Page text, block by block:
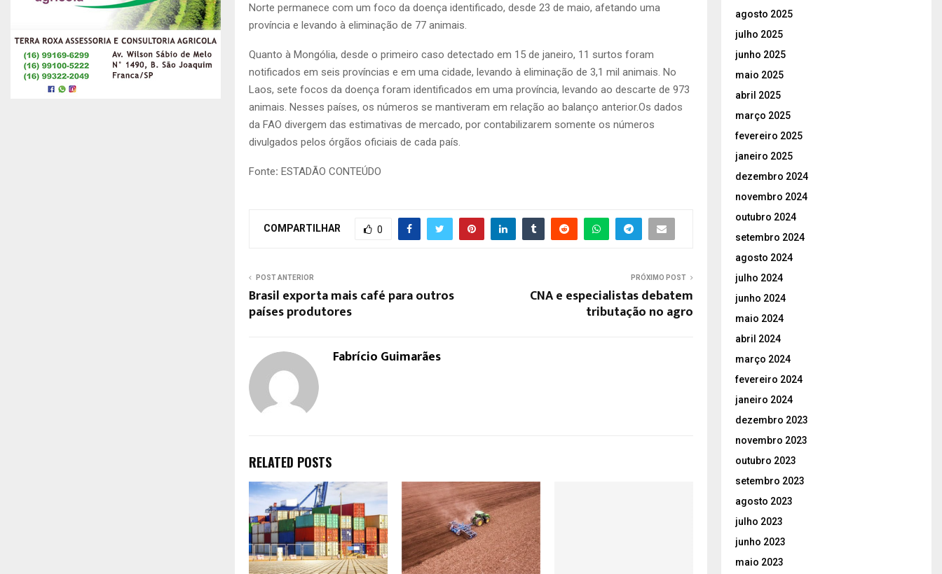
Norte permanece com um foco da doença identificado, desde 23 de maio, afetando uma
província e levando à eliminação de 77 animais.
Quanto à Mongólia, desde o primeiro caso detectado em 15 de janeiro, 11 surtos foram
notificados em seis províncias e em uma cidade, levando à eliminação de 3,1 mil animais. No
Laos, sete focos da doença foram identificados em uma província, levando ao descarte de 973
animais. Nesses países, os números se mantiveram em relação ao balanço anterior.Os dados
da FAO divergem das estimativas de mercado, por contabilizarem somente os números
divulgados pelos órgãos oficiais de cada país.
Fonte: ESTADÃO CONTEÚDO
COMPARTILHAR 0
POST ANTERIOR
Brasil exporta mais café para outros
países produtores
PRÓXIMO POST
CNA e especialistas debatem
tributação no agro
Fabrício Guimarães
RELATED POSTS
agosto 2025
julho 2025
junho 2025
maio 2025
abril 2025
março 2025
fevereiro 2025
janeiro 2025
dezembro 2024
novembro 2024
outubro 2024
setembro 2024
agosto 2024
julho 2024
junho 2024
maio 2024
abril 2024
março 2024
fevereiro 2024
janeiro 2024
dezembro 2023
novembro 2023
outubro 2023
setembro 2023
agosto 2023
julho 2023
junho 2023
maio 2023